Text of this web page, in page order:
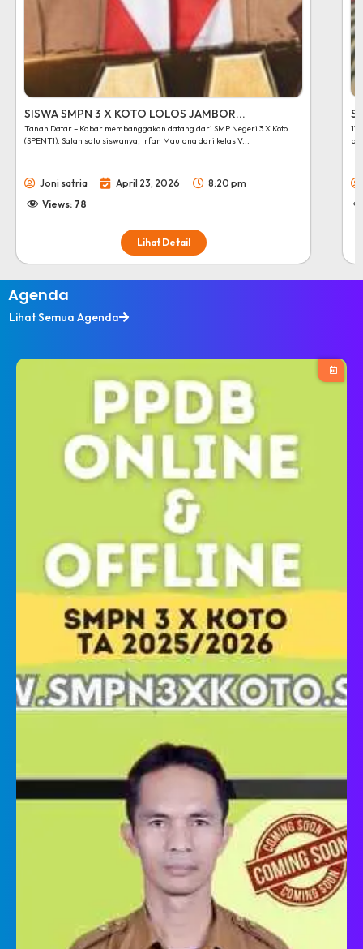
SISWA SMPN 3 X KOTO LOLOS JAMBOR...
Tanah Datar – Kabar membanggakan datang dari SMP Negeri 3 X Koto
(SPENTI). Salah satu siswanya, Irfan Maulana dari kelas V...
Joni satria April 23, 2026
8:20 pm
Views: 78
Lihat Detail
17
Agenda
Lihat Semua Agenda